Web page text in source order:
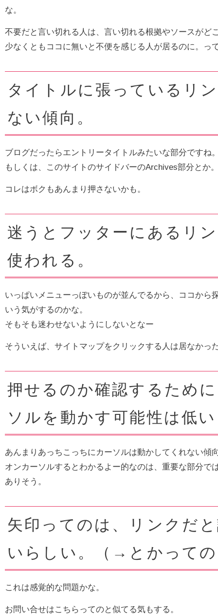
な。
不要だと言い切れる人は、言い切れる根拠やソースがど
少なくともココに無いと不便を感じる人が居るのに。っ
タイトルに張っているリ
ない傾向。
ブログだったらエントリータイトルみたいな部分ですね
もしくは、このサイトのサイドバーのArchives部分とか
コレはボクもあんまり押さないかも。
迷うとフッターにあるリ
使われる。
いっぱいメニューっぽいものが並んでるから、ココから
いう気がするのかな。
そもそも迷わせないようにしないとなー
そういえば、サイトマップをクリックする人は居なかっ
押せるのか確認するため
ソルを動かす可能性は低い
あんまりあっちこっちにカーソルは動かしてくれない傾
オンカーソルするとわかるよー的なのは、重要な部分で
ありそう。
矢印ってのは、リンクだ
いらしい。（→とかって
これは感覚的な問題かな。
お問い合せはこちらってのと似てる気もする。